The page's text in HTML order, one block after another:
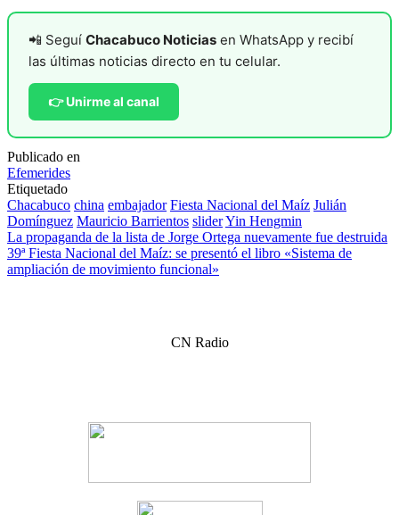
📲 Seguí Chacabuco Noticias en WhatsApp y recibí
las últimas noticias directo en tu celular.
👉 Unirme al canal
Publicado en
Efemerides
Etiquetado
Chacabuco china embajador Fiesta Nacional del Maíz Julián
Domínguez Mauricio Barrientos sliderYin Hengmin
Navegación
de
La propaganda de la lista de Jorge Ortega nuevamente fue destruida
39ª Fiesta Nacional del Maíz: se presentó el libro «Sistema de
ampliación de movimiento funcional»
CN Radio